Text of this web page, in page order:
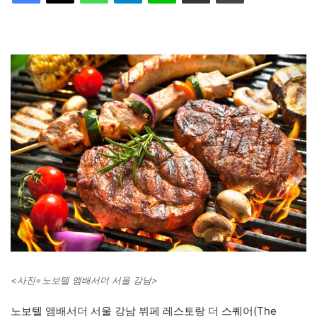
<사진=노보텔 앰배서더 서울 강남>
노보텔 앰배서더 서울 강남 뷔페 레스토랑 더 스퀘어(The